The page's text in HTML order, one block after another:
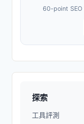
60-point
探索
工具評測